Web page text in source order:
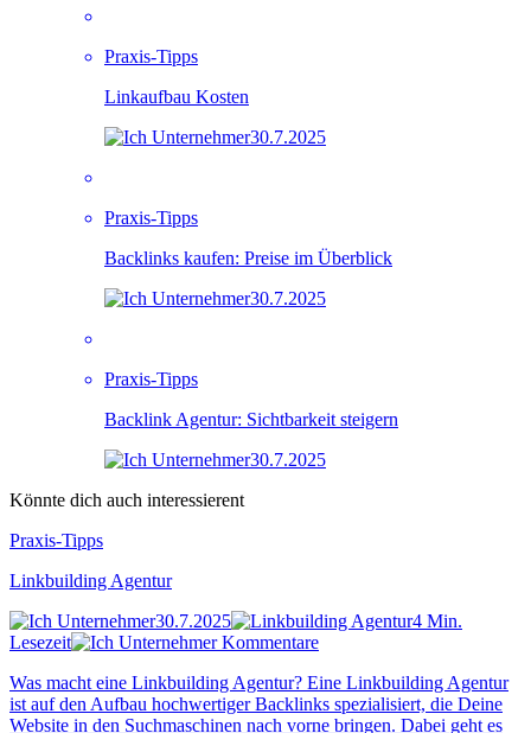
Praxis-Tipps
Linkaufbau Kosten
30.7.2025
Praxis-Tipps
Backlinks kaufen: Preise im Überblick
30.7.2025
Praxis-Tipps
Backlink Agentur: Sichtbarkeit steigern
30.7.2025
Könnte dich auch interessierent
Praxis-Tipps
Linkbuilding Agentur
30.7.2025
4 Min.
Lesezeit
Kommentare
Was macht eine Linkbuilding Agentur? Eine Linkbuilding Agentur
ist auf den Aufbau hochwertiger Backlinks spezialisiert, die Deine
Website in den Suchmaschinen nach vorne bringen. Dabei geht es